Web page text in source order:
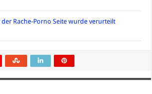
der Rache-Porno Seite wurde verurteilt